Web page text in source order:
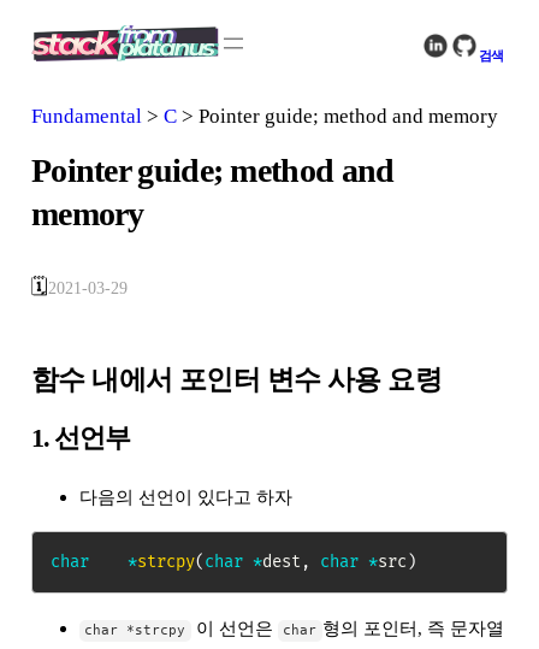
검색
Fundamental > C> Pointer guide; method and memory
Pointer guide; method and
memory
🗓️2021-03-29
함수 내에서 포인터 변수 사용 요령
1. 선언부
다음의 선언이 있다고 하자
char *strcpy(char *dest , char *src )
char *strcpy 이 선언은 char 형의 포인터, 즉 문자열